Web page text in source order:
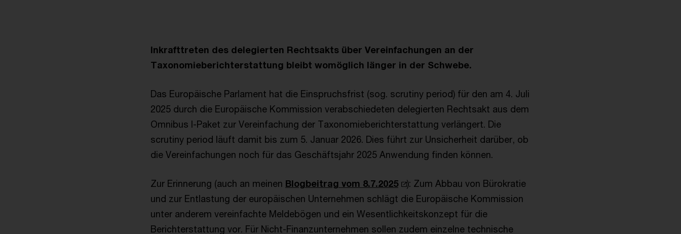
Inkrafttreten des delegierten Rechtsakts über Vereinfachungen an der
Taxonomieberichterstattung bleibt womöglich länger in der Schwebe.
Das Europäische Parlament hat die Einspruchsfrist (sog. scrutiny period) für den am 4. Juli
2025 durch die Europäische Kommission verabschiedeten delegierten Rechtsakt aus dem
Omnibus I-Paket zur Vereinfachung der Taxonomieberichterstattung verlängert. Die
scrutiny period läuft damit bis zum 5. Januar 2026. Dies führt zur Unsicherheit darüber, ob
die Vereinfachungen noch für das Geschäftsjahr 2025 Anwendung finden können.
Zur Erinnerung (auch an meinen Blogbeitrag vom 8.7.2025
): Zum Abbau von Bürokratie
und zur Entlastung der europäischen Unternehmen schlägt die Europäische Kommission
unter anderem vereinfachte Meldebögen und ein Wesentlichkeitskonzept für die
Berichterstattung vor. Für Nicht-Finanzunternehmen sollen zudem einzelne technische